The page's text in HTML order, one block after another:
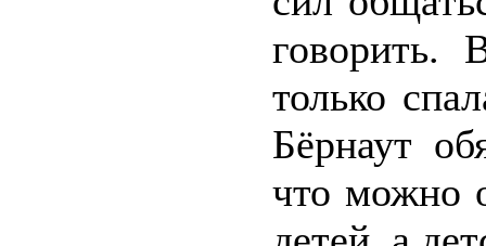
говорить.
только
Бёрнаут
что можно